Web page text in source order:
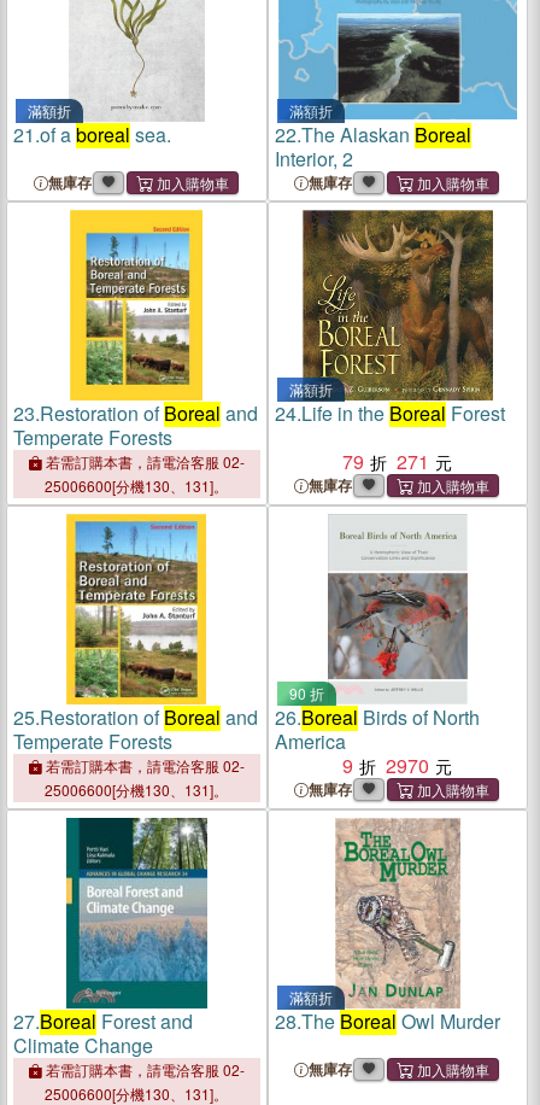
滿額折
21.of aboreal sea.
無庫存
滿額折
22.The Alaskan Boreal
Interior, 2
無庫存
23.Restoration ofBoreal and
Temperate Forests
若需訂購本書，請電洽客服 02-
25006600[分機130、131]。
滿額折
24.Life in the Boreal Forest
79
271
無庫存
25.Restoration ofBoreal and
Temperate Forests
若需訂購本書，請電洽客服 02-
25006600[分機130、131]。
90 折
26.Boreal Birds of North
America
9
2970
無庫存
27.Boreal Forest and
Climate Change
若需訂購本書，請電洽客服 02-
25006600[分機130、131]。
滿額折
28.The Boreal Owl Murder
無庫存